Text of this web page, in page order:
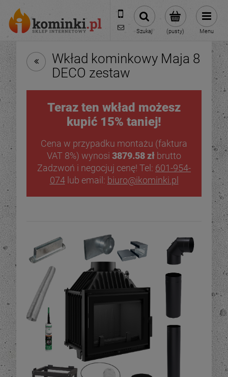
601954074
biuro@ikominki.pl
(pusty)
Szukaj Menu
Wkład kominkowy Maja 8
DECO zestaw
Teraz ten wkład możesz
kupić 15% taniej!
Cena w przypadku montażu (faktura
VAT 8%) wynosi 3879.58 zł brutto
Zadzwoń i negocjuj cenę! Tel: 601-954-
074lub email: biuro@ikominki.pl